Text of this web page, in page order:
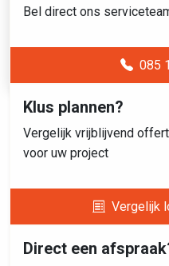
Bel direct ons
085
Klus plannen?
Vergelijk vrijblijvend
voor uw project
Vergelijk
Direct een